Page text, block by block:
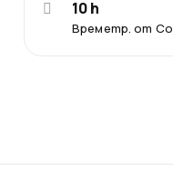
Времетр. от
10 h